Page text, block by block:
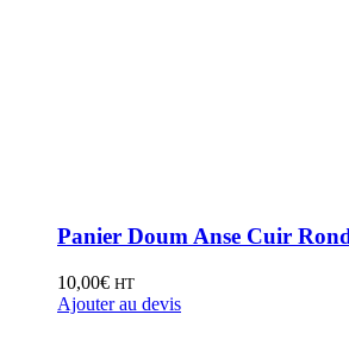
Panier Doum Anse Cuir
10,00€ HT
Ajouter au devis